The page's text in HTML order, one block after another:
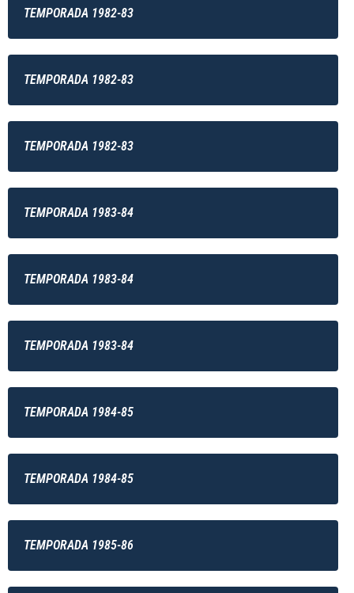
TEMPORADA 1982-83
TEMPORADA 1982-83
TEMPORADA 1982-83
TEMPORADA 1983-84
TEMPORADA 1983-84
TEMPORADA 1983-84
TEMPORADA 1984-85
TEMPORADA 1984-85
TEMPORADA 1985-86